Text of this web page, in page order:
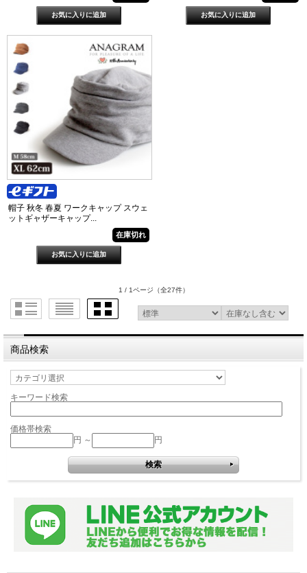
帽子 秋冬 春夏 ワークキャップ スウェ
ットギャザーキャップ...
在庫切れ
1 / 1ページ （全27件）
商品検索
キーワード検索
価格帯検索
円 ～
円